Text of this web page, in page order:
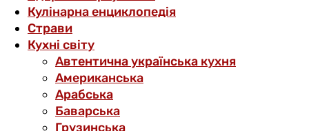
Кулінарна енциклопедія
Страви
Кухні світу
Автентична українська кухня
Американська
Арабська
Баварська
Грузинська